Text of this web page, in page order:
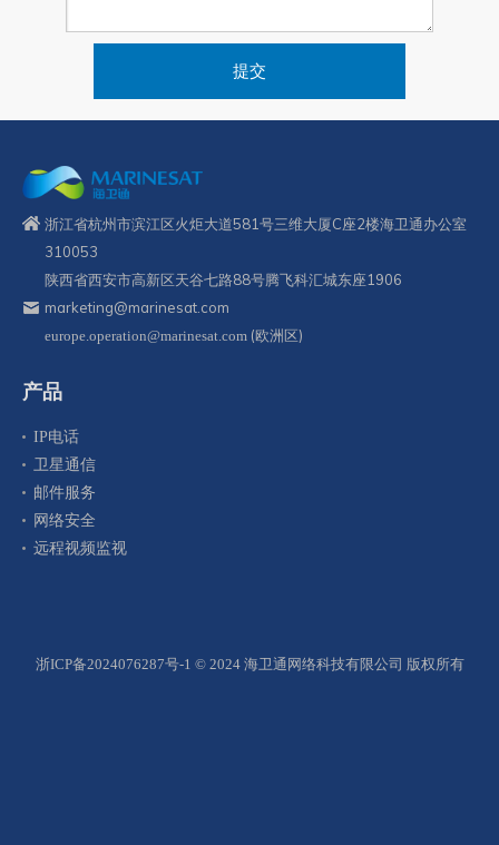
提交
浙江省杭州市滨江区火炬大道581号三维大厦C座2楼海卫通办公室
310053
陕西省西安市高新区天谷七路88号腾飞科汇城东座1906
marketing@marinesat.com
europe.operation@marinesat.com (欧洲区)
产品
IP电话
卫星通信
邮件服务
网络安全
远程视频监视
浙ICP备2024076287号-1 © 2024 海卫通网络科技有限公司 版权所有